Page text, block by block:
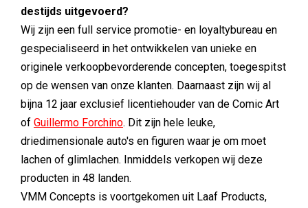
destijds uitgevoerd?
Wij zijn een full service promotie- en loyaltybureau en
gespecialiseerd in het ontwikkelen van unieke en
originele verkoopbevorderende concepten, toegespitst
op de wensen van onze klanten. Daarnaast zijn wij al
bijna 12 jaar exclusief licentiehouder van de Comic Art
of Guillermo Forchino. Dit zijn hele leuke,
driedimensionale auto's en figuren waar je om moet
lachen of glimlachen. Inmiddels verkopen wij deze
producten in 48 landen.
VMM Concepts is voortgekomen uit Laaf Products,